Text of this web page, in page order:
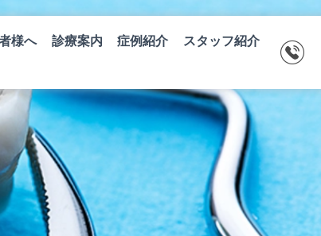
様へ 診療案内 症例紹介
スタッフ紹介